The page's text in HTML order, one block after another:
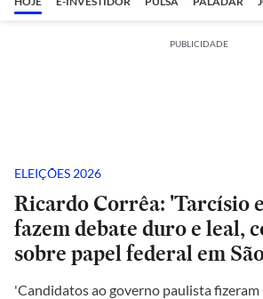
PUBLICIDADE
ELEIÇÕES 2026
Ricardo Corrêa: 'Tarcísio
fazem debate duro e leal,
sobre papel federal em
'Candidatos ao governo paulista